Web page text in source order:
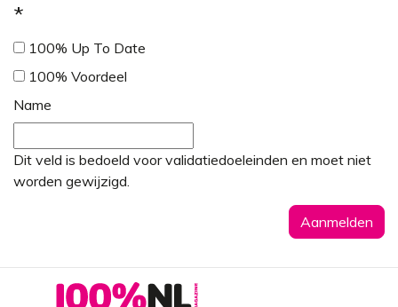
*
100% Up To Date
100% Voordeel
Name
Dit veld is bedoeld voor validatiedoeleinden en moet niet
worden gewijzigd.